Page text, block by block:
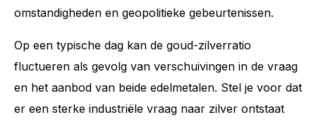
omstandigheden en geopolitieke gebeurtenissen.
Op een typische dag kan de goud-zilverratio
fluctueren als gevolg van verschuivingen in de vraag
en het aanbod van beide edelmetalen. Stel je voor dat
er een sterke industriële vraag naar zilver ontstaat